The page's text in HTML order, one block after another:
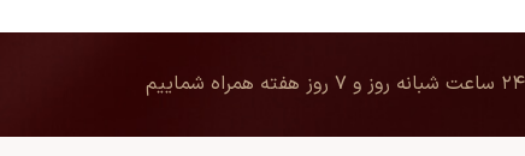
۲۴ ساعت شبانه روز و ۷ روز هفته همراه شماییم